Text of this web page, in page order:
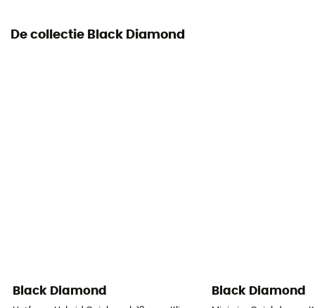
De collectie Black Diamond
Black Diamond Black Diamond